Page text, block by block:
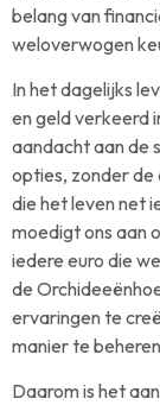
belang van
weloverwogen
In het dagelijks
en geld verkeerd
aandacht aan de
opties, zonder
die het leven net
moedigt ons aan
iedere euro die
de
ervaringen te
manier te
Daarom is het